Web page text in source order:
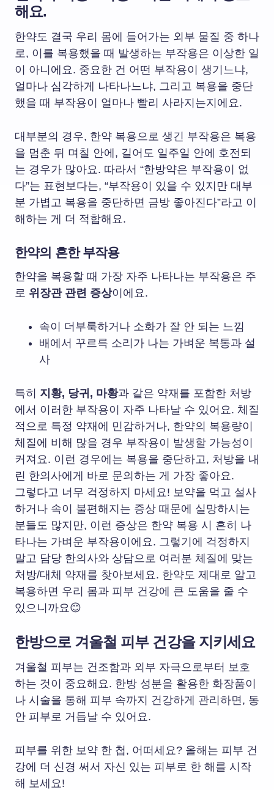
해요.
한약도 결국 우리 몸에 들어가는 외부 물질 중 하나
로, 이를 복용했을 때 발생하는 부작용은 이상한 일
이 아니에요. 중요한 건 어떤 부작용이 생기느냐,
얼마나 심각하게 나타나느냐, 그리고 복용을 중단
했을 때 부작용이 얼마나 빨리 사라지는지에요.
대부분의 경우, 한약 복용으로 생긴 부작용은 복용
을 멈춘 뒤 며칠 안에, 길어도 일주일 안에 호전되
는 경우가 많아요. 따라서 “한방약은 부작용이 없
다”는 표현보다는, “부작용이 있을 수 있지만 대부
분 가볍고 복용을 중단하면 금방 좋아진다”라고 이
해하는 게 더 적합해요.
한약의 흔한 부작용
한약을 복용할 때 가장 자주 나타나는 부작용은 주
로 위장관 관련 증상이에요.
속이 더부룩하거나 소화가 잘 안 되는 느낌
배에서 꾸르륵 소리가 나는 가벼운 복통과 설
사
특히 지황, 당귀, 마황과 같은 약재를 포함한 처방
에서 이러한 부작용이 자주 나타날 수 있어요. 체질
적으로 특정 약재에 민감하거나, 한약의 복용량이
체질에 비해 많을 경우 부작용이 발생할 가능성이
커져요. 이런 경우에는 복용을 중단하고, 처방을 내
린 한의사에게 바로 문의하는 게 가장 좋아요.
그렇다고 너무 걱정하지 마세요! 보약을 먹고 설사
하거나 속이 불편해지는 증상 때문에 실망하시는
분들도 많지만, 이런 증상은 한약 복용 시 흔히 나
타나는 가벼운 부작용이에요. 그렇기에 걱정하지
말고 담당 한의사와 상담으로 여러분 체질에 맞는
처방/대체 약재를 찾아보세요. 한약도 제대로 알고
복용하면 우리 몸과 피부 건강에 큰 도움을 줄 수
있으니까요😊
한방으로 겨울철 피부 건강을 지키세요
겨울철 피부는 건조함과 외부 자극으로부터 보호
하는 것이 중요해요. 한방 성분을 활용한 화장품이
나 시술을 통해 피부 속까지 건강하게 관리하면, 동
안 피부로 거듭날 수 있어요.
피부를 위한 보약 한 첩, 어떠세요? 올해는 피부 건
강에 더 신경 써서 자신 있는 피부로 한 해를 시작
해 보세요!